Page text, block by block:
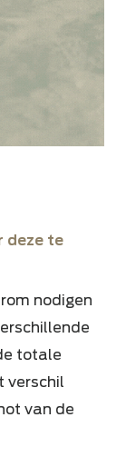
deze te
nodigen
totale
verschil
van de